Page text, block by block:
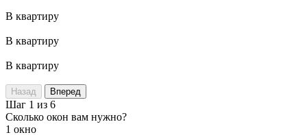
В квартиру
В квартиру
В квартиру
Назад Вперед
Шаг 1 из 6
Сколько окон вам нужно?
1 окно